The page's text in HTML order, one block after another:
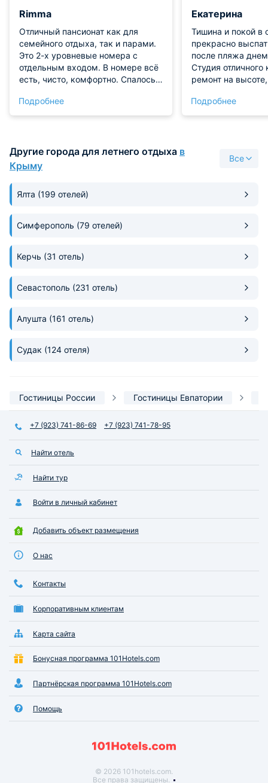
Rimma
Отличный пансионат как для
семейного отдыха, так и парами.
Это 2-х уровневые номера с
отдельным входом. В номере всё
есть, чисто, комфортно. Спалось
дворик небольшой и много семей
с детьми. Питание выше всех
рядом, пляж, центр, парки. Очень
рекомендую.
Подробнее
Екатерина
Тишина и покой в
прекрасно
после пляжа
Студия отличного
ремонт на
проживания.
огромная, парк
готов прийти на
Подробнее
Другие города для летнего отдыха в
Крыму
Все
Ялта (199 отелей)
Симферополь (79 отелей)
Керчь (31 отель)
Севастополь (231 отель)
Алушта (161 отель)
Судак (124 отеля)
Гостиницы России Гостиницы Евпатории
+7 (923) 741-86-69 +7 (923) 741-78-95
Найти отель
Найти тур
Войти в личный кабинет
Добавить объект размещения
О нас
Контакты
Корпоративным клиентам
Карта сайта
Бонусная программа 101Hotels.com
Партнёрская программа 101Hotels.com
Помощь
© 2026 101hotels.com.
Все права защищены.